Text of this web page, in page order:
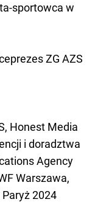
sportowca w
ZG AZS
Honest Media
i doradztwa
Agency
Warszawa,
2024